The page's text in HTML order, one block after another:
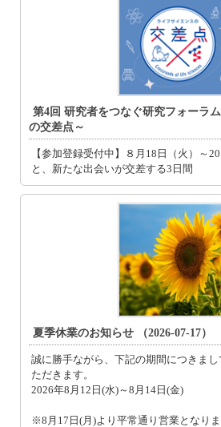
第4回 研究者をつなぐ研究フォーラ
の交差点～
【参加登録受付中】８月18日（火）～
と、新たな出会いが交差する3日間
夏季休業のお知らせ （2026-07-17）
誠に勝手ながら、下記の期間につきま
ただきます。
2026年8月12日(水)～8月14日(金)
※8月17日(月)より平常通り営業となりま